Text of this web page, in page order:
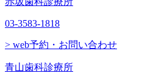
03-3583-1818
> web予約・お問い合わせ
青山歯科診療所